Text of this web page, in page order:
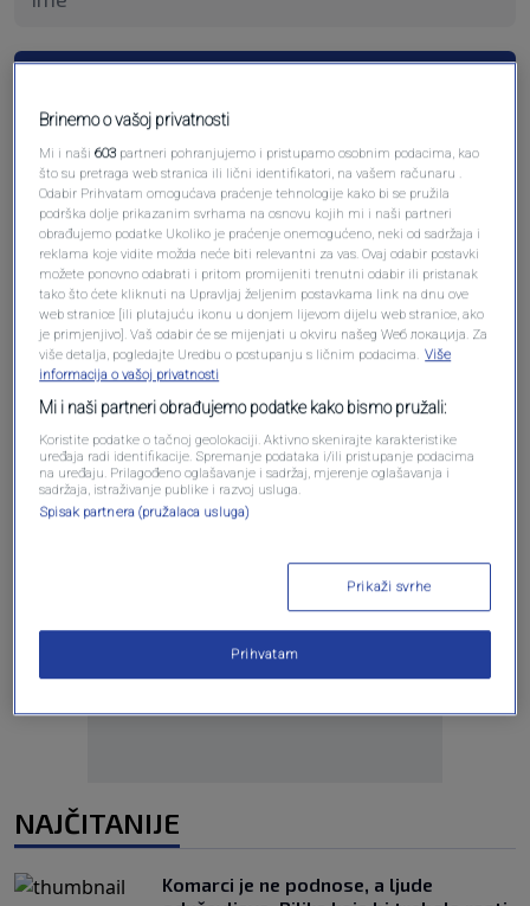
Oglas
Oglas
NAJČITANIJE
Komarci je ne podnose, a ljude
Brinemo o vašoj privatnosti
Mi i naši603 partneri pohranjujemo i pristupamo osobnim podacima, kao
što su pretraga web stranica ili lični identifikatori, na vašem računaru .
Odabir Prihvatam omogućava praćenje tehnologije kako bi se pružila
podrška dolje prikazanim svrhama na osnovu kojih mi i naši partneri
obrađujemo podatke Ukoliko je praćenje onemogućeno, neki od sadržaja i
reklama koje vidite možda neće biti relevantni za vas. Ovaj odabir postavki
možete ponovno odabrati i pritom promijeniti trenutni odabir ili pristanak
tako što ćete kliknuti na Upravljaj željenim postavkama link na dnu ove
web stranice [ili plutajuću ikonu u donjem lijevom dijelu web stranice, ako
je primjenjivo]. Vaš odabir će se mijenjati u okviru našeg Wеб локација. Za
više detalja, pogledajte Uredbu o postupanju s ličnim podacima. Više
informacija o vašoj privatnosti
Mi i naši partneri obrađujemo podatke kako bismo pružali:
Koristite podatke o tačnoj geolokaciji. Aktivno skenirajte karakteristike
uređaja radi identifikacije. Spremanje podataka i/ili pristupanje podacima
na uređaju. Prilagođeno oglašavanje i sadržaj, mjerenje oglašavanja i
sadržaja, istraživanje publike i razvoj usluga.
Spisak partnera (pružalaca usluga)
Prikaži svrhe
Prihvatam